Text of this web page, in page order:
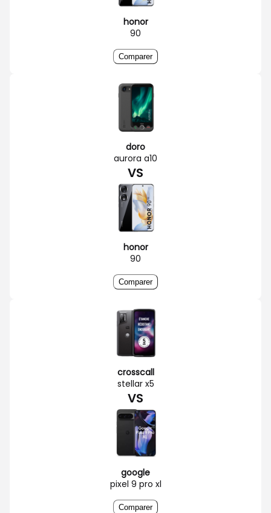
honor
90
Comparer
doro
aurora a10
VS
honor
90
Comparer
crosscall
stellar x5
VS
google
pixel 9 pro xl
Comparer